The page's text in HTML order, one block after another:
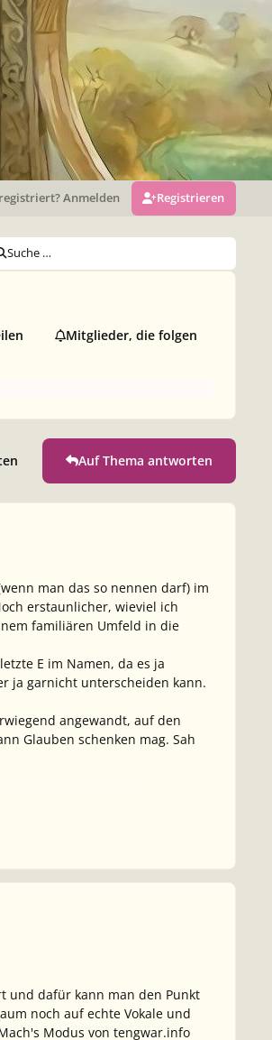
Anmelden Registrieren
Suche …
Mitglieder, die folgen
Auf Thema antworten
man das so nennen darf) im
erstaunlicher, wieviel ich
familiären Umfeld in die
E im Namen, da es ja
ja garnicht unterscheiden kann.
angewandt, auf den
Glauben schenken mag. Sah
und dafür kann man den Punkt
noch auf echte Vokale und
Modus von tengwar.info